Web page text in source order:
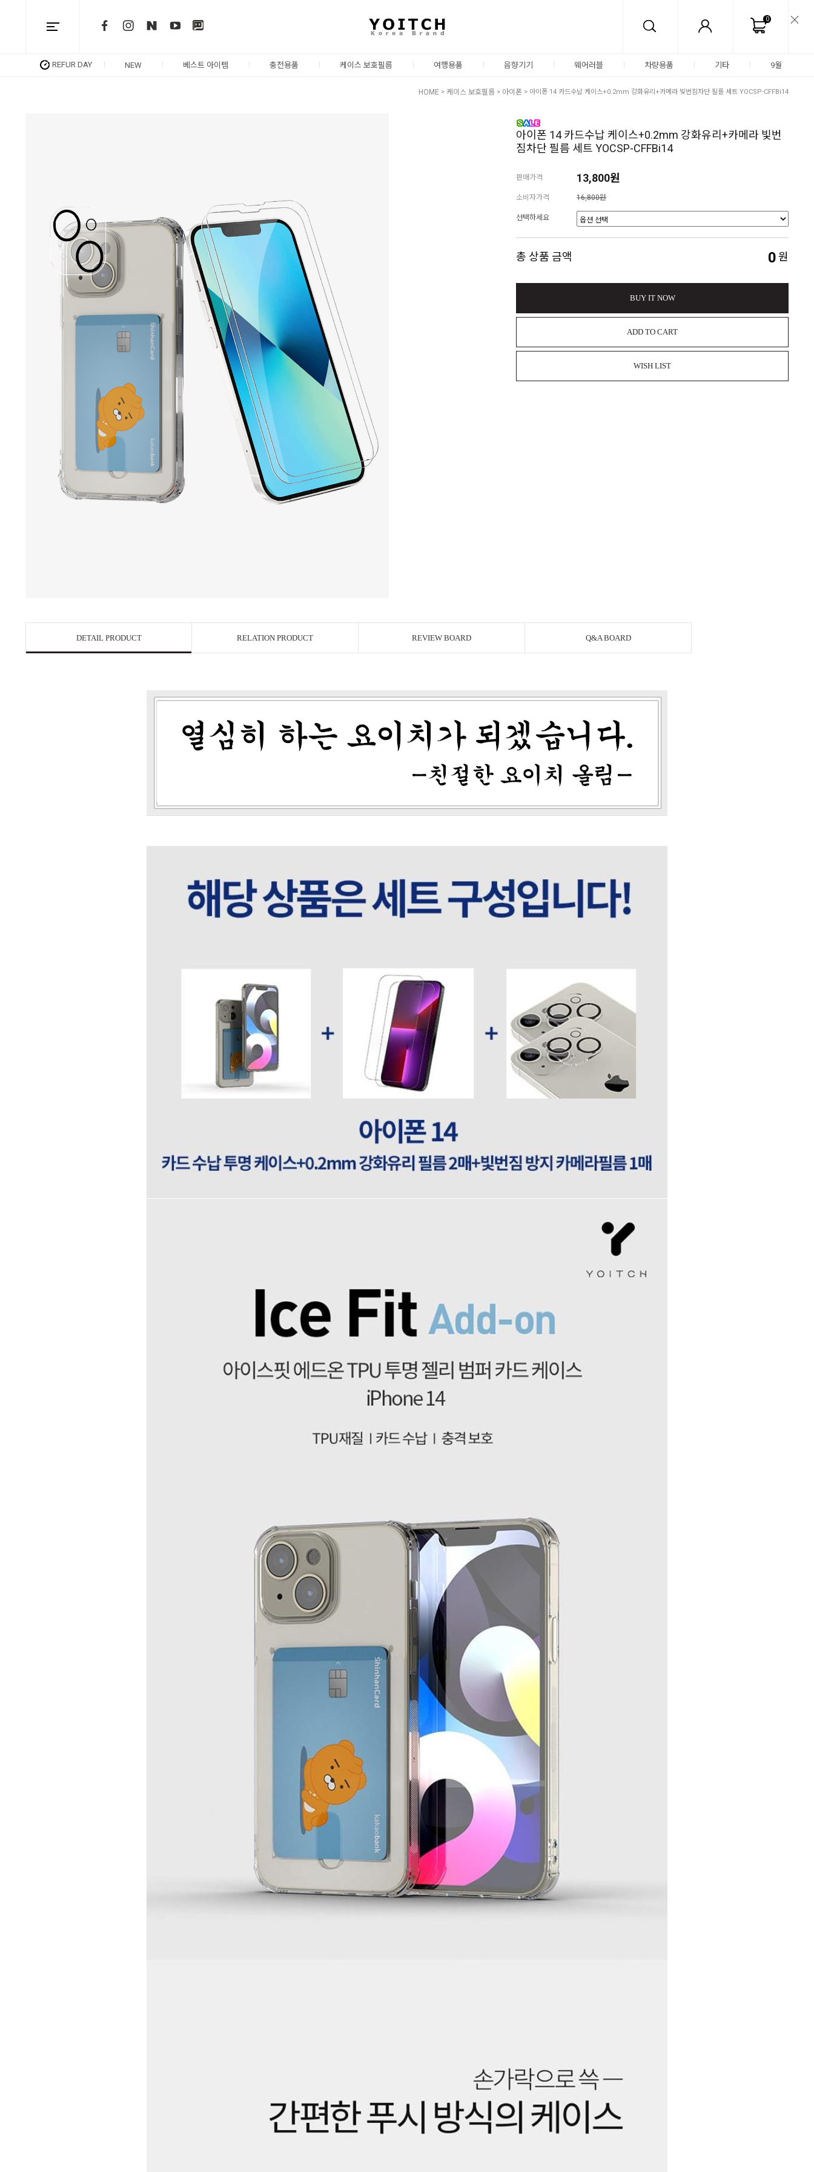
0
REFUR DAY NEW 베스트 아이템 충전용품 케이스 보호필름 여행용품 음향기기 웨어러블 차량용품 기타 9월
HOME > 케이스 보호필름 > 아이폰 > 아이폰 14 카드수납 케이스+0.2mm 강화유리+카메라 빛번짐차단 필름 세트 YOCSP-CFFBi14
아이폰 14 카드수납 케이스+0.2mm 강화유리+카메라 빛번
짐차단 필름 세트 YOCSP-CFFBi14
판매가격 13,800원
소비자가격 16,800원
선택하세요
총 상품 금액 0원
BUY IT NOW
ADD TO CART
WISH LIST
DETAIL PRODUCT RELATION PRODUCT REVIEW BOARD Q&A BOARD